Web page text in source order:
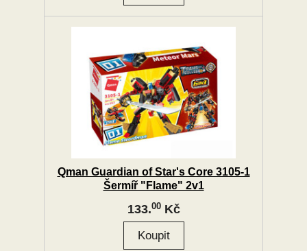
Qman Guardian of Star's Core 3105-1
Šermíř "Flame" 2v1
133.00Kč